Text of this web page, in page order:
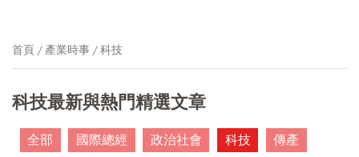
首頁 產業時事 科技
科技最新與熱門精選文章
全部 國際總經 政治社會 科技
傳產